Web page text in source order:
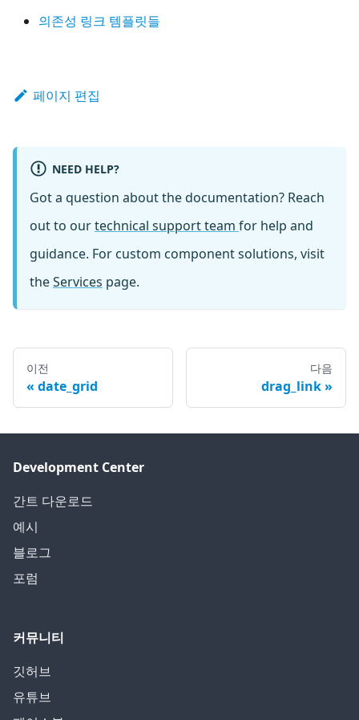
의존성 링크 템플릿들
페이지 편집
NEED HELP?
Got a question about the documentation? Reach
out to ourtechnical support team for help and
guidance. For custom component solutions, visit
theServices page.
이전
date_grid
다음
drag_link
Development Center
간트 다운로드
예시
블로그
포럼
커뮤니티
깃허브
유튜브